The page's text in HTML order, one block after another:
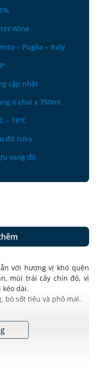
Wine
– Puglia – Italy
cập nhật
6 chai x 750ml
– 18ºC
đỏ ruby
vang đỏ
với hương vị khó quên
mùi trái cây chín đỏ, vị
kéo dài.
bò sốt tiêu và phô mai.